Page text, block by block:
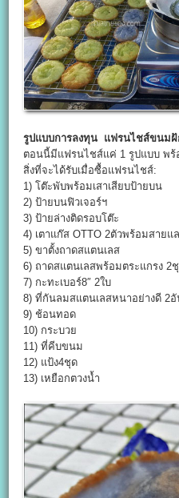
รูปแบบการลงทุน แฟรนไชส์ขนมฝั
ตอนนี้มีแฟรนไชส์แค่ 1 รูปแบบ พ
สิ่งที่จะได้รับเมื่อซื้อแฟรนไชส์:
1) โต๊ะพับพร้อมเสาเสียบป้ายบน
2) ป้ายบนฟิวเจอร์ฯ
3) ป้ายล่างติดรอบโต๊ะ
4) เตาแก๊ส OTTO 2ตัวพร้อมสายแ
5) ขาตั้งถาดสแตนเลส
6) ถาดสแตนเลสพร้อมตระแกรง 2
7) กะทะเบอร์8″ 2ใบ
8) ที่กันลมสแตนเลสหนาอย่างดี 2
9) ช้อนทอด
10) กระบวย
11) ที่คีบขนม
12) แป้ง4ชุด
13) เหยือกตวงน้ำ